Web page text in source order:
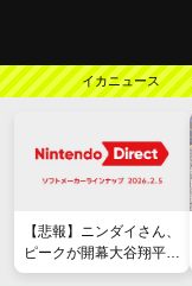
イカニュース
【悲報】ニンダイさん、
ピークが開幕大谷翔平の
がっかりダイレクトだっ